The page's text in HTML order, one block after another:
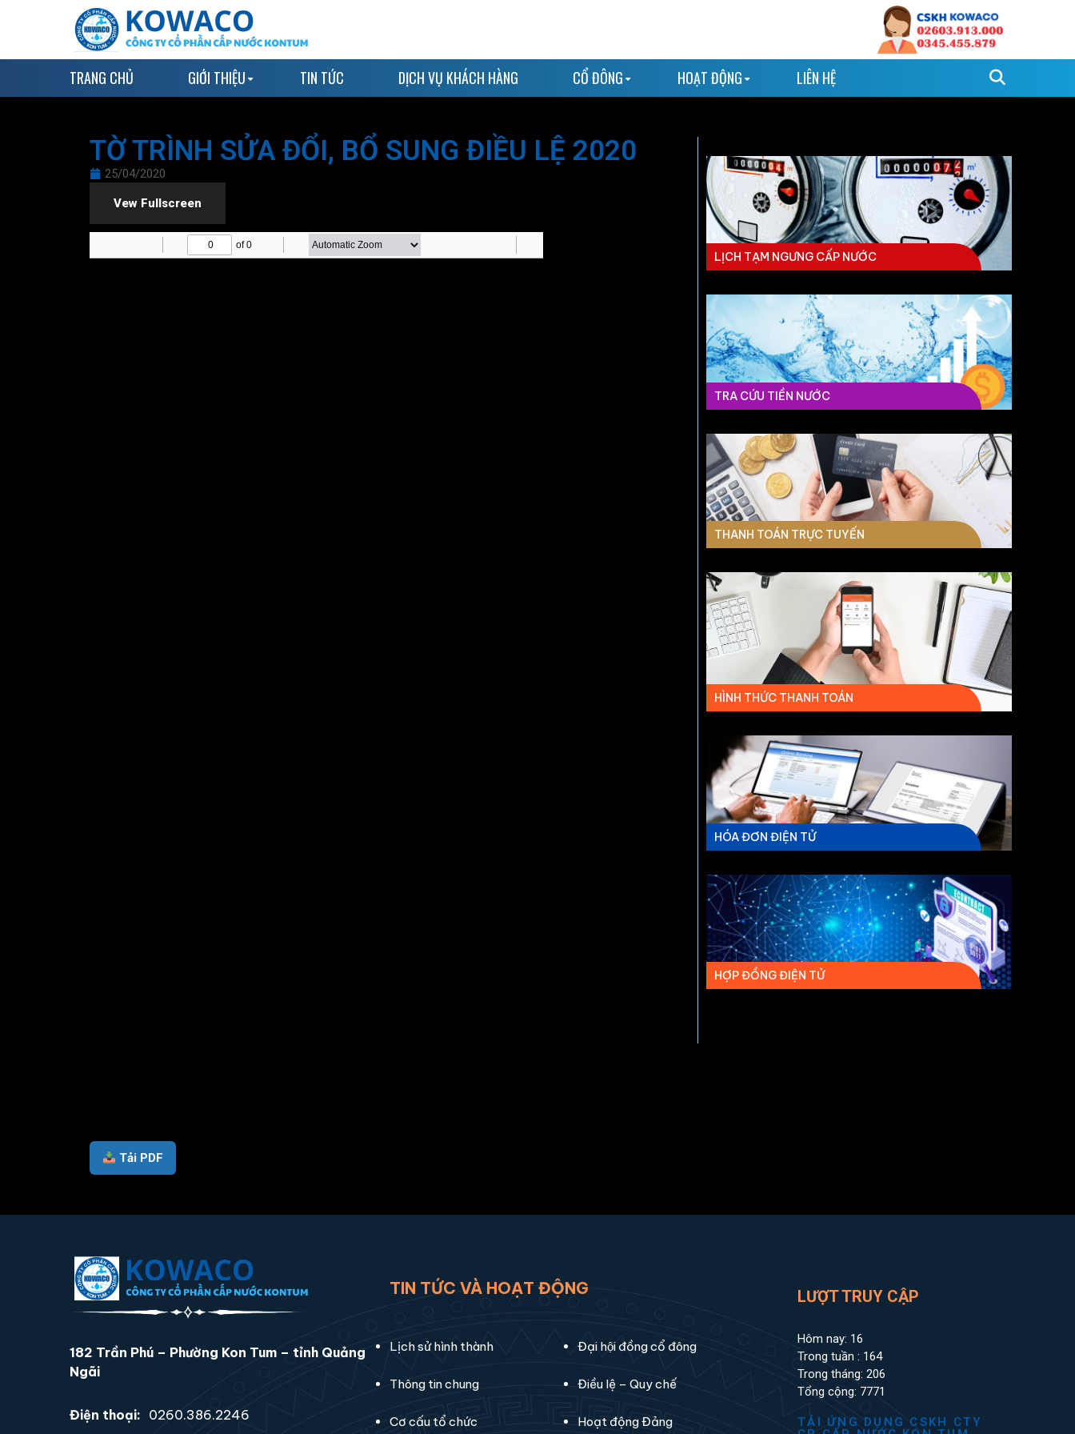
TRANG CHỦ GIỚI THIỆU TIN TỨC DỊCH VỤ KHÁCH HÀNG CỔ ĐÔNG HOẠT ĐỘNG LIÊN HỆ
TỜ TRÌNH SỬA ĐỔI, BỔ SUNG ĐIỀU LỆ 2020
25/04/2020
Vew Fullscreen
Tải PDF
LỊCH TẠM NGƯNG CẤP NƯỚC
TRA CỨU TIỀN NƯỚC
THANH TOÁN TRỰC TUYẾN
HÌNH THỨC THANH TOÁN
HÓA ĐƠN ĐIỆN TỬ
HỢP ĐỒNG ĐIỆN TỬ
182 Trần Phú – Phường Kon Tum – tỉnh Quảng
Ngãi
Điện thoại: 0260.386.2246
TIN TỨC VÀ HOẠT ĐỘNG
Lịch sử hình thành
Thông tin chung
Cơ cấu tổ chức
Đại hội đồng cổ đông
Điều lệ – Quy chế
Hoạt động Đảng
LƯỢT TRUY CẬP
Hôm nay: 16
Trong tuần : 164
Trong tháng: 206
Tổng cộng: 7771
TẢI ỨNG DỤNG CSKH CTY